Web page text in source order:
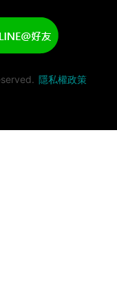
隱私權政策